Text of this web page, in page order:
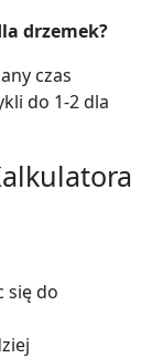
drzemek?
czas
do 1-2 dla
się do